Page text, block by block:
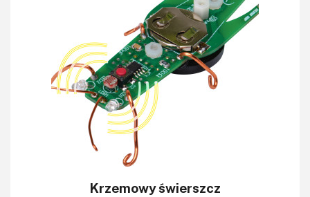
Krzemowy świerszcz